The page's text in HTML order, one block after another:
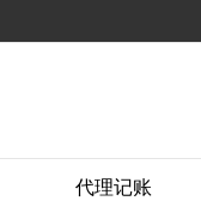
代理记账